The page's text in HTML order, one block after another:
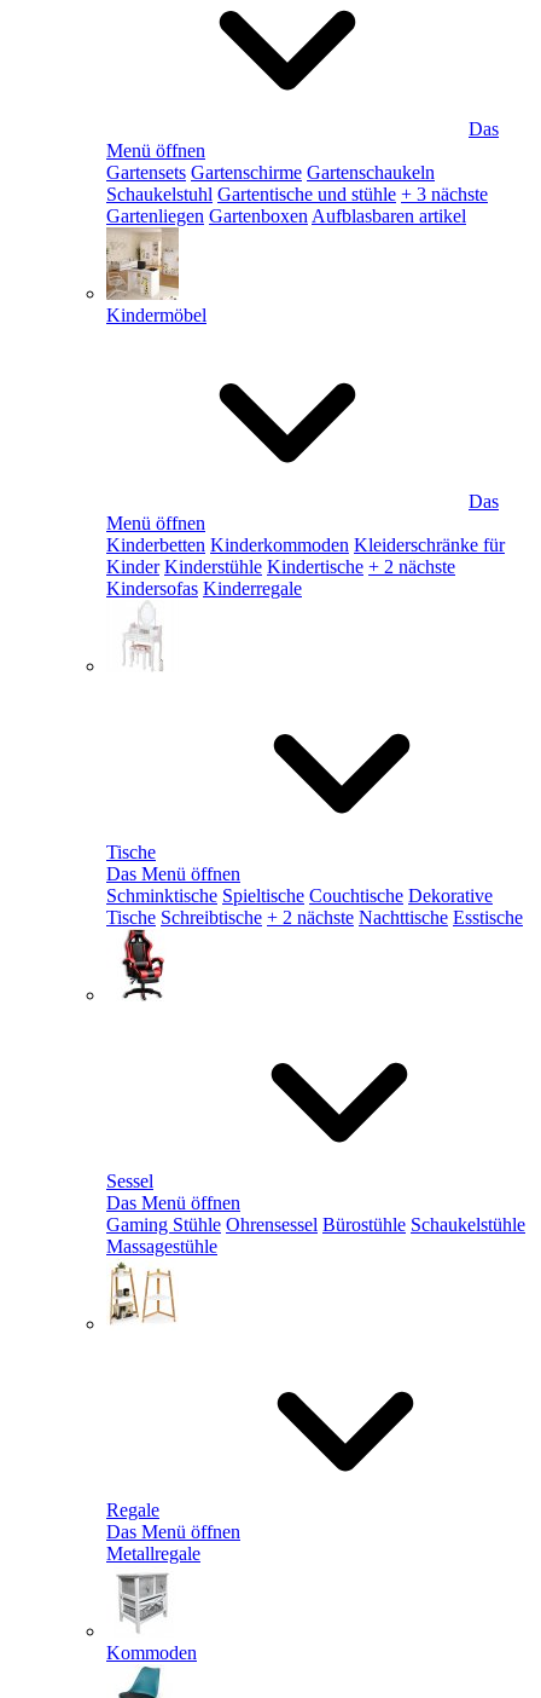
Das
Menü öffnen
Gartensets Gartenschirme Gartenschaukeln
Schaukelstuhl Gartentische und stühle + 3 nächste
Gartenliegen Gartenboxen Aufblasbaren artikel
Kindermöbel
Das
Menü öffnen
Kinderbetten Kinderkommoden Kleiderschränke für
Kinder Kinderstühle Kindertische + 2 nächste
Kindersofas Kinderregale
Tische
Das Menü öffnen
Schminktische Spieltische Couchtische Dekorative
Tische Schreibtische + 2 nächste Nachttische Esstische
Sessel
Das Menü öffnen
Gaming Stühle Ohrensessel Bürostühle Schaukelstühle
Massagestühle
Regale
Das Menü öffnen
Metallregale
Kommoden